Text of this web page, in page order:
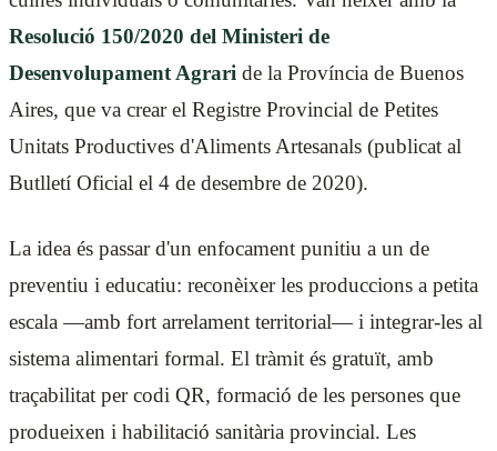
Resolució 150/2020 del Ministeri de
Desenvolupament Agrari de la Província de Buenos
Aires, que va crear el Registre Provincial de Petites
Unitats Productives d'Aliments Artesanals (publicat al
Butlletí Oficial el 4 de desembre de 2020).
La idea és passar d'un enfocament punitiu a un de
preventiu i educatiu: reconèixer les produccions a petita
escala —amb fort arrelament territorial— i integrar-les al
sistema alimentari formal. El tràmit és gratuït, amb
traçabilitat per codi QR, formació de les persones que
produeixen i habilitació sanitària provincial. Les